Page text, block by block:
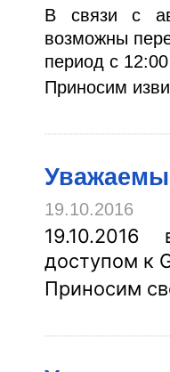
В связи с
возможны
период с
Приносим
19.10.2016
доступом к
Приносим